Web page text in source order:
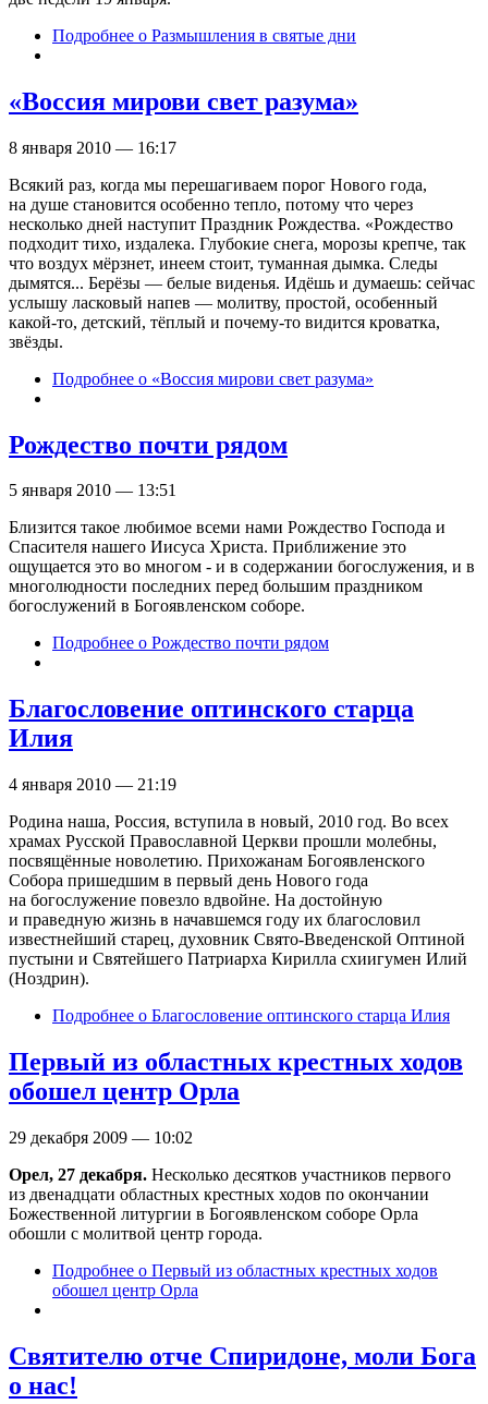
Подробнее о Размышления в святые дни
«Воссия мирови свет разума»
8 января 2010 — 16:17
Всякий раз, когда мы перешагиваем порог Нового года,
на душе становится особенно тепло, потому что через
несколько дней наступит Праздник Рождества. «Рождество
подходит тихо, издалека. Глубокие снега, морозы крепче, так
что воздух мёрзнет, инеем стоит, туманная дымка. Следы
дымятся... Берёзы — белые виденья. Идёшь и думаешь: сейчас
услышу ласковый напев — молитву, простой, особенный
какой-то, детский, тёплый и почему-то видится кроватка,
звёзды.
Подробнее о «Воссия мирови свет разума»
Рождество почти рядом
5 января 2010 — 13:51
Близится такое любимое всеми нами Рождество Господа и
Спасителя нашего Иисуса Христа. Приближение это
ощущается это во многом - и в содержании богослужения, и в
многолюдности последних перед большим праздником
богослужений в Богоявленском соборе.
Подробнее о Рождество почти рядом
Благословение оптинского старца
Илия
4 января 2010 — 21:19
Родина наша, Россия, вступила в новый, 2010 год. Во всех
храмах Русской Православной Церкви прошли молебны,
посвящённые новолетию. Прихожанам Богоявленского
Собора пришедшим в первый день Нового года
на богослужение повезло вдвойне. На достойную
и праведную жизнь в начавшемся году их благословил
известнейший старец, духовник Свято-Введенской Оптиной
пустыни и Святейшего Патриарха Кирилла схиигумен Илий
(Ноздрин).
Подробнее о Благословение оптинского старца Илия
Первый из областных крестных ходов
обошел центр Орла
29 декабря 2009 — 10:02
Орел, 27 декабря. Несколько десятков участников первого
из двенадцати областных крестных ходов по окончании
Божественной литургии в Богоявленском соборе Орла
обошли с молитвой центр города.
Подробнее о Первый из областных крестных ходов
обошел центр Орла
Святителю отче Спиридоне, моли Бога
о нас!